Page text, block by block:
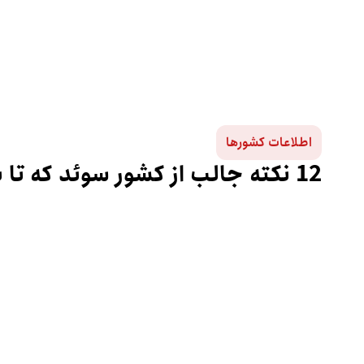
اطلاعات کشورها
12 نکته جالب از کشور سوئد که تا به حال نمی دانستید